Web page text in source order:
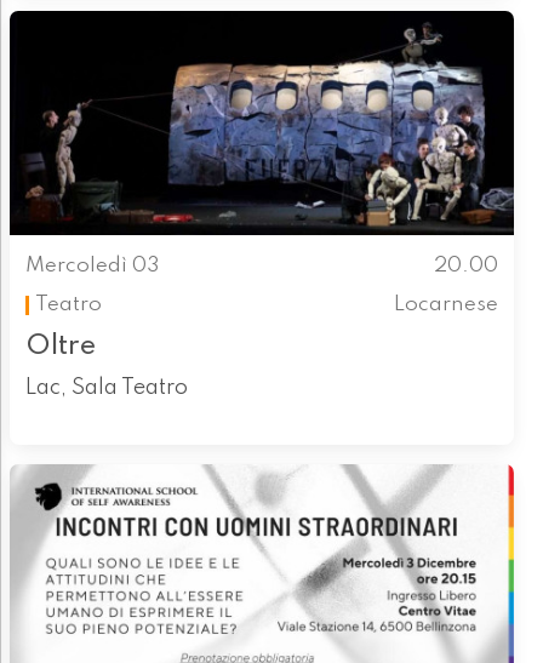
Mercoledì 03
20.00
Teatro
Locarnese
Oltre
Lac, Sala Teatro